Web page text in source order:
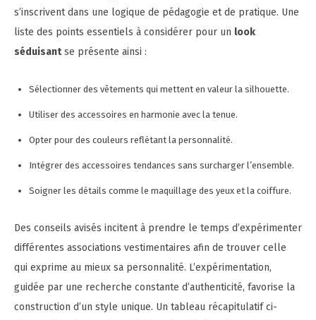
s’inscrivent dans une logique de pédagogie et de pratique. Une
liste des points essentiels à considérer pour un look
séduisantse présente ainsi :
Sélectionner des vêtements qui mettent en valeur la silhouette.
Utiliser des accessoires en harmonie avec la tenue.
Opter pour des couleurs reflétant la personnalité.
Intégrer des accessoires tendances sans surcharger l’ensemble.
Soigner les détails comme le maquillage des yeux et la coiffure.
Des conseils avisés incitent à prendre le temps d’expérimenter
différentes associations vestimentaires afin de trouver celle
qui exprime au mieux sa personnalité. L’expérimentation,
guidée par une recherche constante d’authenticité, favorise la
construction d’un style unique. Un tableau récapitulatif ci-